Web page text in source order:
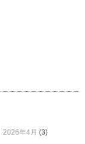
2026年4月 (3)